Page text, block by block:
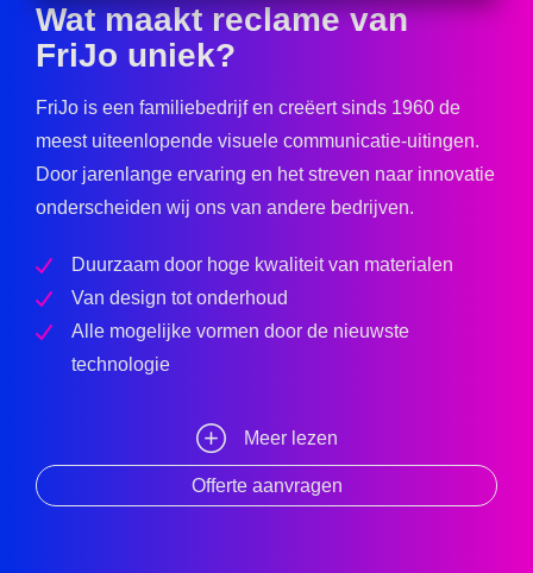
Wat maakt reclame van
FriJo uniek?
FriJo is een familiebedrijf en creëert sinds 1960 de
meest uiteenlopende visuele communicatie-uitingen.
Door jarenlange ervaring en het streven naar innovatie
onderscheiden wij ons van andere bedrijven.
Duurzaam door hoge kwaliteit van materialen
Van design tot onderhoud
Alle mogelijke vormen door de nieuwste
technologie
Meer lezen
Offerte aanvragen